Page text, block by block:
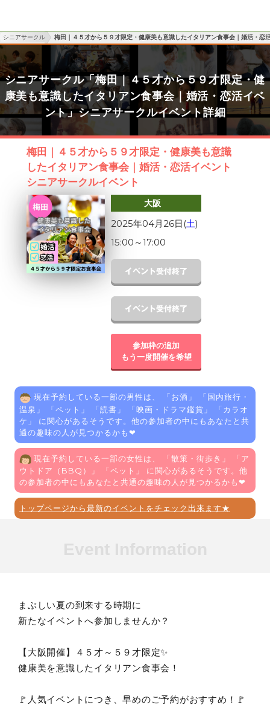
シニアサークル 梅田｜４５才から５９才限定・健康美も意識したイタリアン食事会｜婚活・恋
シニアサークル「梅田｜４５才から５９才限定・健
康美も意識したイタリアン食事会｜婚活・恋活イベ
ント」シニアサークルイベント詳細
梅田｜４５才から５９才限定・健康美も意識
したイタリアン食事会｜婚活・恋活イベント
シニアサークルイベント
大阪
2025年04月26日(土)
15:00 ～17:00
参加枠の追加
もう一度開催を希望
現在予約している一部の男性は、 「お酒 」 「国内旅行・
温泉 」 「ペット 」 「読書 」 「映画・ドラマ鑑賞 」 「 カラオ
ケ 」 に関心があるそうです。他の参加者の中にもあなたと共
通の趣味の人が見つかるかも❤
現在予約している一部の女性は、 「散策・街歩き 」 「ア
ウトドア（BBQ）
」 「ペット 」 に関心があるそうです。他
の参加者の中にもあなたと共通の趣味の人が見つかるかも❤
トップページから最新のイベントをチェック出来ます★
まぶしい夏の到来する時期に
新たなイベントへ参加しませんか？
【大阪開催】４５才～５９才限定✨
健康美を意識したイタリアン食事会！
🚩人気イベントにつき、早めのご予約がおすすめ！🚩